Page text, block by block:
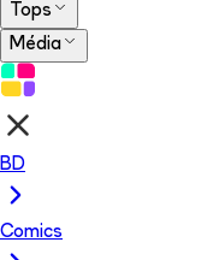
Tops
Média
BD
Comics